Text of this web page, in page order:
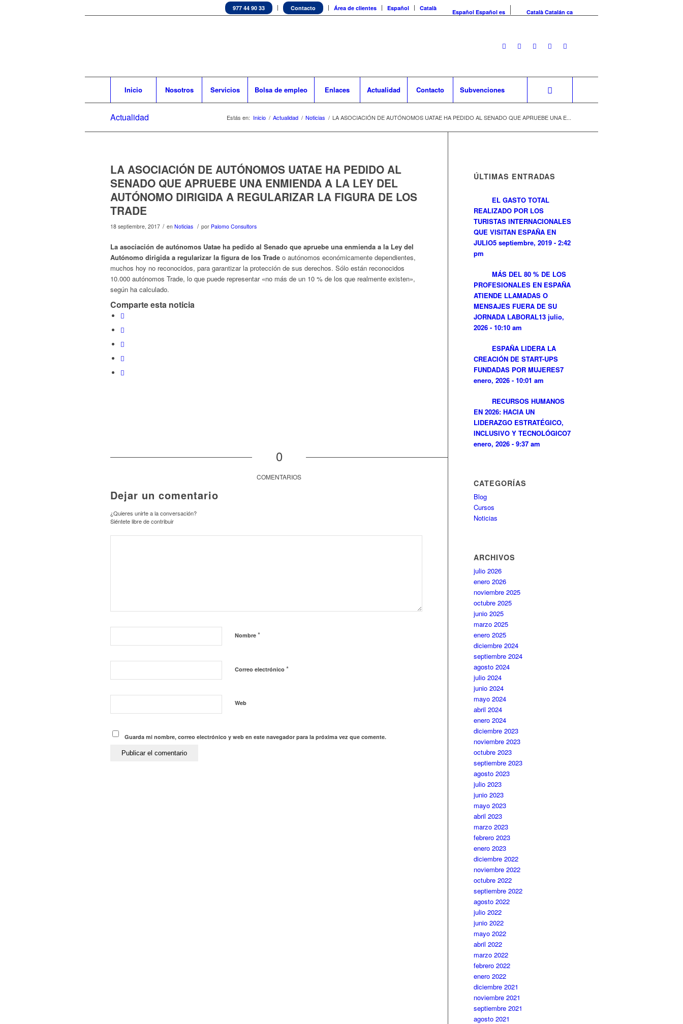
977 44 90 33 Contacto Área de clientes Español Català
Español Español es Català Catalán ca
Inicio Nosotros Servicios Bolsa de empleo Enlaces Actualidad Contacto Subvenciones
Actualidad Estás en: Inicio / Actualidad / Noticias / LA ASOCIACIÓN DE AUTÓNOMOS UATAE HA PEDIDO AL SENADO QUE APRUEBE UNA E...
LA ASOCIACIÓN DE AUTÓNOMOS UATAE HA PEDIDO AL
SENADO QUE APRUEBE UNA ENMIENDA A LA LEY DEL
AUTÓNOMO DIRIGIDA A REGULARIZAR LA FIGURA DE LOS
TRADE
18 septiembre, 2017 / en Noticias / por Palomo Consultors
La asociación de autónomos Uatae ha pedido al Senado que apruebe una enmienda a la Ley del
Autónomo dirigida a regularizar la figura de los Trade o autónomos económicamente dependientes,
muchos hoy no reconocidos, para garantizar la protección de sus derechos. Sólo están reconocidos
10.000 autónomos Trade, lo que puede representar «no más de un 10 % de los que realmente existen»,
según ha calculado.
Comparte esta noticia
0
COMENTARIOS
Dejar un comentario
¿Quieres unirte a la conversación?
Siéntete libre de contribuir
Nombre *
Correo electrónico *
Web
Guarda mi nombre, correo electrónico y web en este navegador para la próxima vez que comente.
ÚLTIMAS ENTRADAS
EL GASTO TOTAL
REALIZADO POR LOS
TURISTAS INTERNACIONALES
QUE VISITAN ESPAÑA EN
JULIO5 septiembre, 2019 - 2:42
pm
MÁS DEL 80 % DE LOS
PROFESIONALES EN ESPAÑA
ATIENDE LLAMADAS O
MENSAJES FUERA DE SU
JORNADA LABORAL13 julio,
2026 - 10:10 am
ESPAÑA LIDERA LA
CREACIÓN DE START-UPS
FUNDADAS POR MUJERES7
enero, 2026 - 10:01 am
RECURSOS HUMANOS
EN 2026: HACIA UN
LIDERAZGO ESTRATÉGICO,
INCLUSIVO Y TECNOLÓGICO7
enero, 2026 - 9:37 am
CATEGORÍAS
Blog
Cursos
Noticias
ARCHIVOS
julio 2026
enero 2026
noviembre 2025
octubre 2025
junio 2025
marzo 2025
enero 2025
diciembre 2024
septiembre 2024
agosto 2024
julio 2024
junio 2024
mayo 2024
abril 2024
enero 2024
diciembre 2023
noviembre 2023
octubre 2023
septiembre 2023
agosto 2023
julio 2023
junio 2023
mayo 2023
abril 2023
marzo 2023
febrero 2023
enero 2023
diciembre 2022
noviembre 2022
octubre 2022
septiembre 2022
agosto 2022
julio 2022
junio 2022
mayo 2022
abril 2022
marzo 2022
febrero 2022
enero 2022
diciembre 2021
noviembre 2021
septiembre 2021
agosto 2021